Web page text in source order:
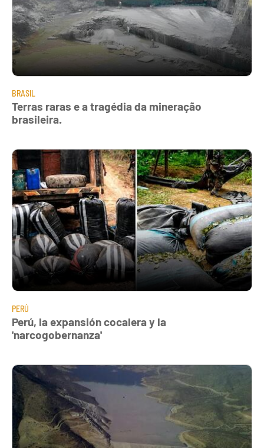
BRASIL
Terras raras e a tragédia da mineração
brasileira.
PERÚ
Perú, la expansión cocalera y la
'narcogobernanza'